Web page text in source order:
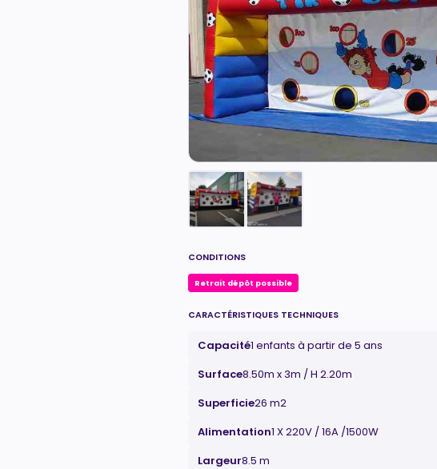
CONDITIONS
Retrait dépôt possible
CARACTÉRISTIQUES TECHNIQUES
Capacité1 enfants à partir de 5 ans
Surface8.50m x 3m / H 2.20m
Superficie26 m2
Alimentation1 X 220V / 16A /1500W
Largeur8.5 m